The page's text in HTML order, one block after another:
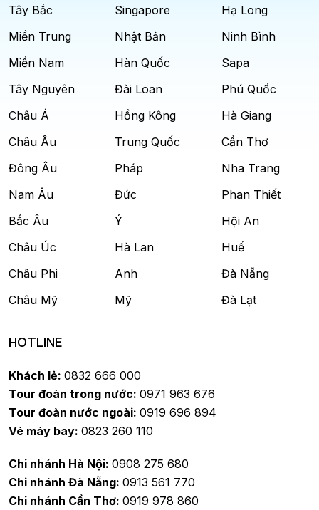
Tây Bắc
Miền Trung
Miền Nam
Tây Nguyên
Châu Á
Châu Âu
Đông Âu
Nam Âu
Bắc Âu
Châu Úc
Châu Phi
Châu Mỹ
Singapore
Nhật Bản
Hàn Quốc
Đài Loan
Hồng Kông
Trung Quốc
Pháp
Đức
Ý
Hà Lan
Anh
Mỹ
Hạ Long
Ninh Bình
Sapa
Phú Quốc
Hà Giang
Cần Thơ
Nha Trang
Phan Thiết
Hội An
Huế
Đà Nẵng
Đà Lạt
HOTLINE
Khách lẻ: 0832 666 000
Tour đoàn trong nước: 0971 963 676
Tour đoàn nước ngoài: 0919 696 894
Vé máy bay: 0823 260 110
Chi nhánh Hà Nội: 0908 275 680
Chi nhánh Đà Nẵng: 0913 561 770
Chi nhánh Cần Thơ: 0919 978 860